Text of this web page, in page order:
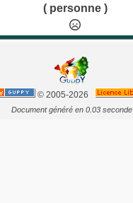
( personne )
© 2005-2026
Document généré en 0.03 seconde